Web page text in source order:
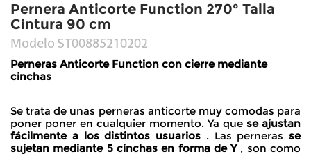
Pernera Anticorte Function 270° Talla
Cintura 90 cm
Modelo ST00885210202
Perneras Anticorte Function con cierre mediante
cinchas
Se trata de unas perneras anticorte muy comodas para
poner poner en cualquier momento. Ya que se ajustan
fácilmente a los distintos usuarios . Las perneras se
sujetan mediante 5 cinchas en forma de Y , son como